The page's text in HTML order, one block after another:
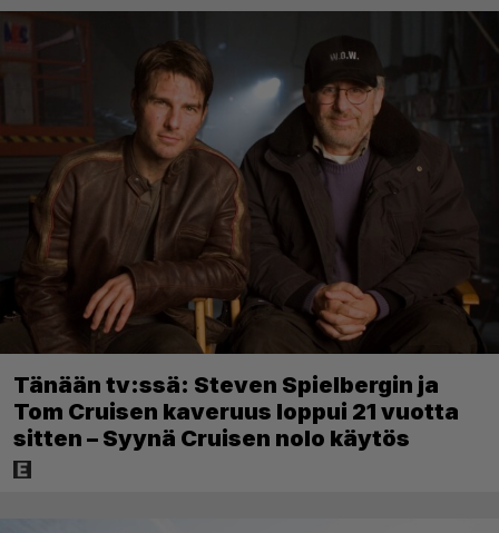
Tänään tv:ssä: Steven Spielbergin ja
Tom Cruisen kaveruus loppui 21 vuotta
sitten – Syynä Cruisen nolo käytös